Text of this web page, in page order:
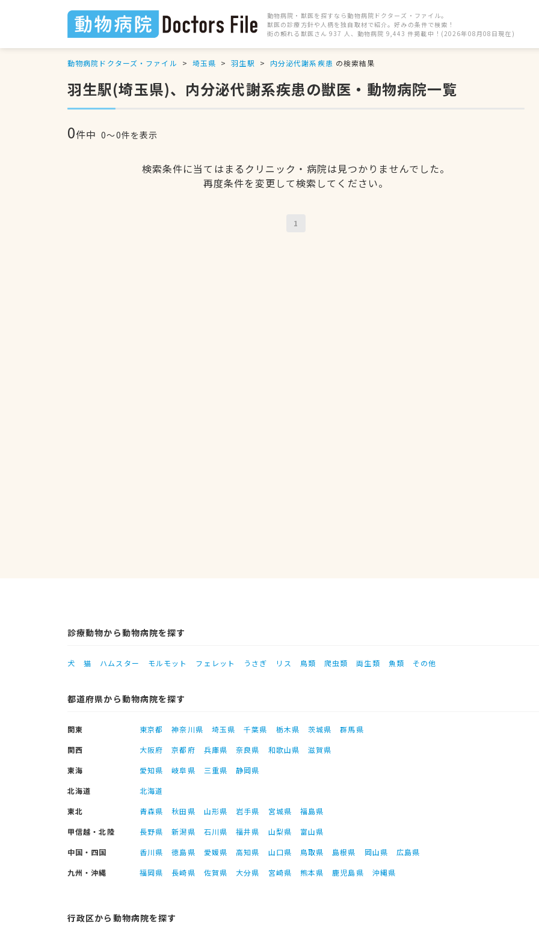
動物病院・獣医を探すなら動物病院ドクターズ・ファイル。
獣医の診療方針や人柄を独自取材で紹介。好みの条件で検索！
街の頼れる獣医さん 937 人、動物病院 9,443 件掲載中！(2026年08月08日現在)
動物病院ドクターズ・ファイル 埼玉県 羽生駅 内分泌代謝系疾患 の検索結果
羽生駅(埼玉県)、内分泌代謝系疾患の獣医・動物病院一覧
0件中 0〜0件を表示
検索条件に当てはまるクリニック・病院は見つかりませんでした。
再度条件を変更して検索してください。
1
診療動物から動物病院を探す
犬 猫 ハムスター モルモット フェレット うさぎ リス 鳥類 爬虫類 両生類 魚類 その他
都道府県から動物病院を探す
関東 東京都 神奈川県 埼玉県 千葉県 栃木県 茨城県
群馬県
関西
大阪府 京都府 兵庫県 奈良県 和歌山県
滋賀県
東海
愛知県 岐阜県 三重県
静岡県
北海道
北海道
東北
青森県 秋田県 山形県 岩手県 宮城県
福島県
甲信越・北陸
長野県 新潟県 石川県 福井県 山梨県
富山県
中国・四国
香川県 徳島県 愛媛県 高知県 山口県 鳥取県 島根県 岡山県
広島県
九州・沖縄
福岡県 長崎県 佐賀県 大分県 宮崎県 熊本県 鹿児島県 沖縄県
行政区から動物病院を探す